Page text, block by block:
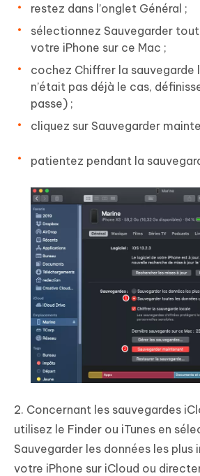
restez dans l’onglet Général ;
sélectionnez Sauvegarder
votre iPhone sur ce Mac ;
cochez Chiffrer la sauvegarde
n’était pas déjà le cas,
passe) ;
cliquez sur Sauvegarder
patientez pendant la
2. Concernant les sauvegardes
utilisez le Finder ou iTunes en
Sauvegarder les données les
votre iPhone sur iCloud ou